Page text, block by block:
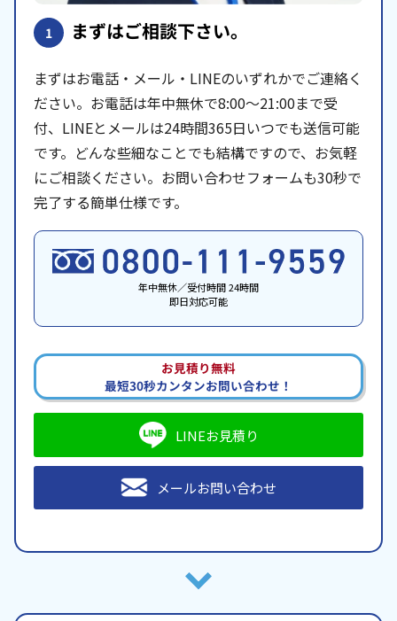
1 まずはご相談下さい。
まずはお電話・メール・LINEのいずれかでご連絡く
ださい。お電話は年中無休で8:00〜21:00まで受
付、LINEとメールは24時間365日いつでも送信可能
です。どんな些細なことでも結構ですので、お気軽
にご相談ください。お問い合わせフォームも30秒で
完了する簡単仕様です。
年中無休／受付時間 24時間
即日対応可能
お見積り無料
最短30秒カンタンお問い合わせ！
LINEお見積り
メールお問い合わせ